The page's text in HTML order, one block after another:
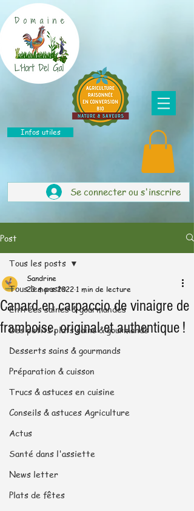
Infos utiles
Se connecter ou s'inscrire
Post
Tous les posts
Entrées saines & gourmandes
Des petits plats sains & gourmands
Desserts sains & gourmands
Préparation & cuisson
Trucs & astuces en cuisine
Conseils & astuces Agriculture
Actus
Santé dans l'assiette
News letter
Plats de fêtes
Tous les posts
Canard en carpaccio de vinaigre de
framboise, original et authentique !
Sandrine
23 mars 2022 1 min de lecture